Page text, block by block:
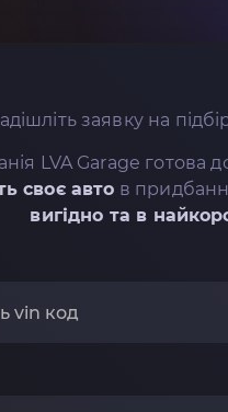
заявку на
LVA Garage готова
своє авто в
вигідно та в